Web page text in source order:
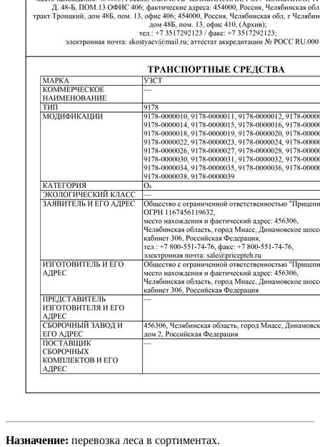
Назначение: перевозка леса в сортиментах.